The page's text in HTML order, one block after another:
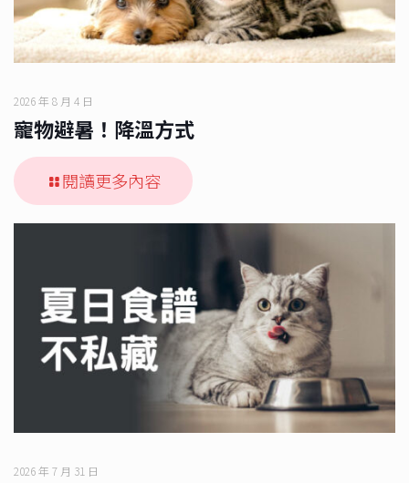
2026 年 8 月 4 日
寵物避暑！降溫方式
閱讀更多內容
2026 年 7 月 31 日